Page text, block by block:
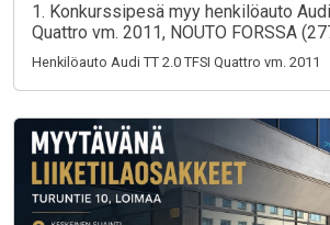
1. Konkurssipesä myy henkilöauto
Quattro vm. 2011, NOUTO FORSSA
Henkilöauto Audi TT 2.0 TFSI Quattro vm. 2011